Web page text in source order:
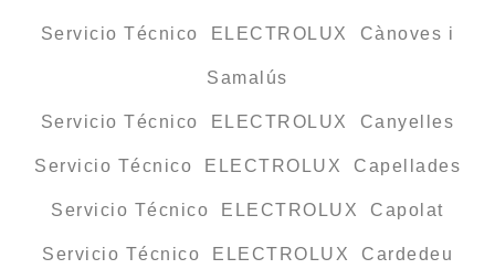
Servicio Técnico ELECTROLUX Cànoves i
Samalús
Servicio Técnico ELECTROLUX Canyelles
Servicio Técnico ELECTROLUX Capellades
Servicio Técnico ELECTROLUX Capolat
Servicio Técnico ELECTROLUX Cardedeu